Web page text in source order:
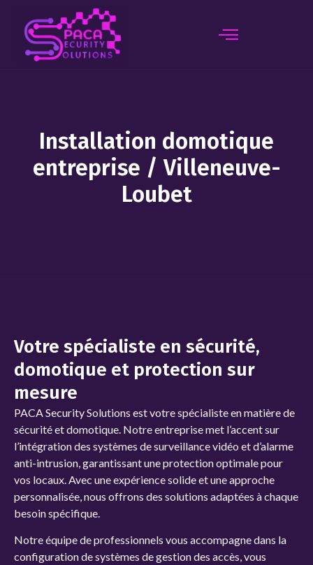
principal
Installation domotique
entreprise / Villeneuve-
Loubet
Votre spécialiste en sécurité,
domotique et protection sur
mesure
PACA Security Solutions est votre spécialiste en matière de
sécurité et domotique. Notre entreprise met l’accent sur
l’intégration des systèmes desurveillance vidéo et d’alarme
anti-intrusion, garantissant une protection optimale pour
vos locaux. Avec une expérience solide et une approche
personnalisée, nous offrons des solutions adaptées à chaque
besoin spécifique.
Notre équipe de professionnels vous accompagne dans la
configuration de systèmes de gestion des accès, vous